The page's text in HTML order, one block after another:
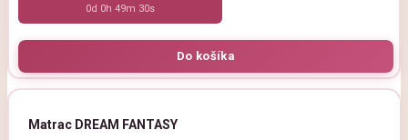
0d 0h 49m 29s
Matrac DREAM FANTASY